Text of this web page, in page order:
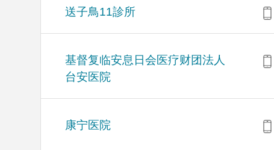
送子鳥11診所
基督复临安息日会医疗财团法人
台安医院
康宁医院